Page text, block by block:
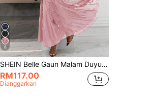
8
SHEIN Belle Gaun Malam Duyung Berpayet Panjang, Gaun Parti Formal, Gaun Acara Perkahwinan, Gaun Prom, Untuk Tetamu Perkahwinan, Graduasi, Pakaian Makan Malam Untuk Parti Percutian
RM117.00
Dianggarkan